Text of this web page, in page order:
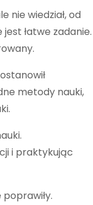
nie wiedział, od
łatwe zadanie.
metody nauki,
i praktykując